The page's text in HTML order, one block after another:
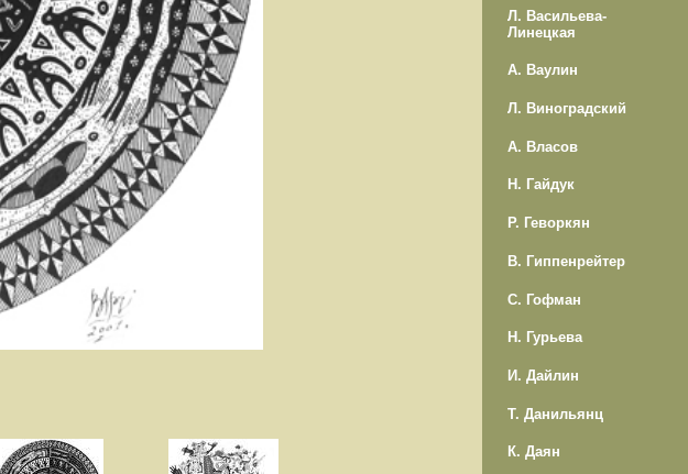
Л. Васильева-
Линецкая
А. Ваулин
Л. Виноградский
А. Власов
Н. Гайдук
Р. Геворкян
В. Гиппенрейтер
С. Гофман
Н. Гурьева
И. Дайлин
Т. Данильянц
К. Даян